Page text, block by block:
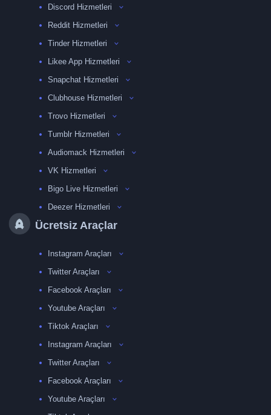
Discord Hizmetleri
Reddit Hizmetleri
Tinder Hizmetleri
Likee App Hizmetleri
Snapchat Hizmetleri
Clubhouse Hizmetleri
Trovo Hizmetleri
Tumblr Hizmetleri
Audiomack Hizmetleri
VK Hizmetleri
Bigo Live Hizmetleri
Deezer Hizmetleri
Ücretsiz Araçlar
Instagram Araçları
Twitter Araçları
Facebook Araçları
Youtube Araçları
Tiktok Araçları
Instagram Araçları
Twitter Araçları
Facebook Araçları
Youtube Araçları